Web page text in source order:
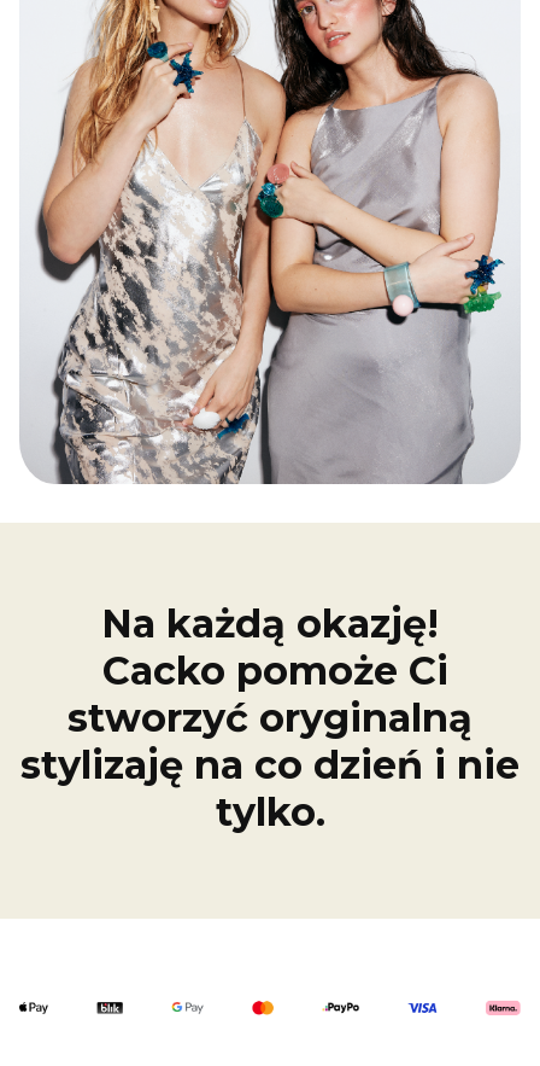
Na każdą okazję!
Cacko pomoże Ci
stworzyć oryginalną
stylizaję na co dzień i nie
tylko.